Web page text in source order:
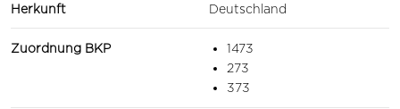
Herkunft Deutschland
Zuordnung BKP
1473
273
373